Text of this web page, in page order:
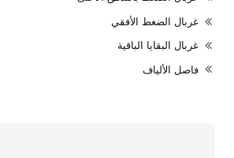
غربال الضغط الأفقي
غربال البقايا الباقية
فاصل الألياف